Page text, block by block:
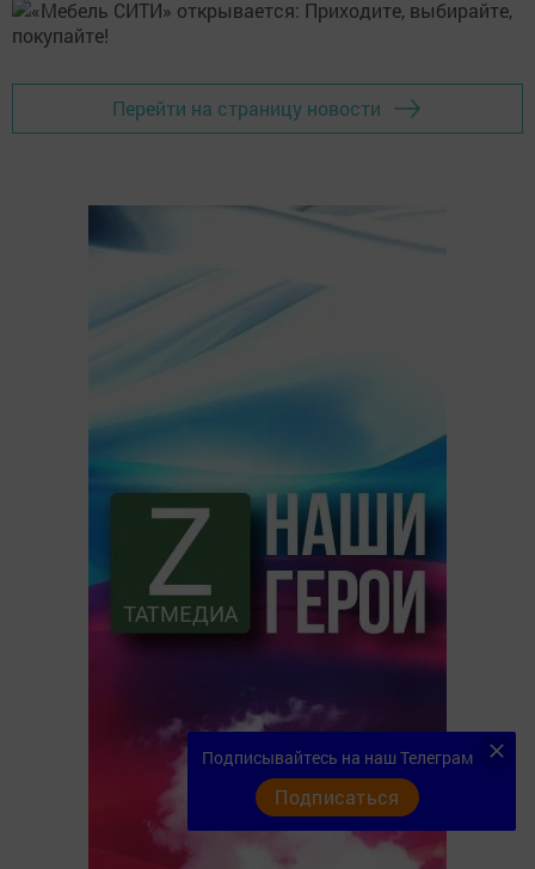
Перейти на страницу новости
Подписывайтесь на наш Телеграм
Подписаться